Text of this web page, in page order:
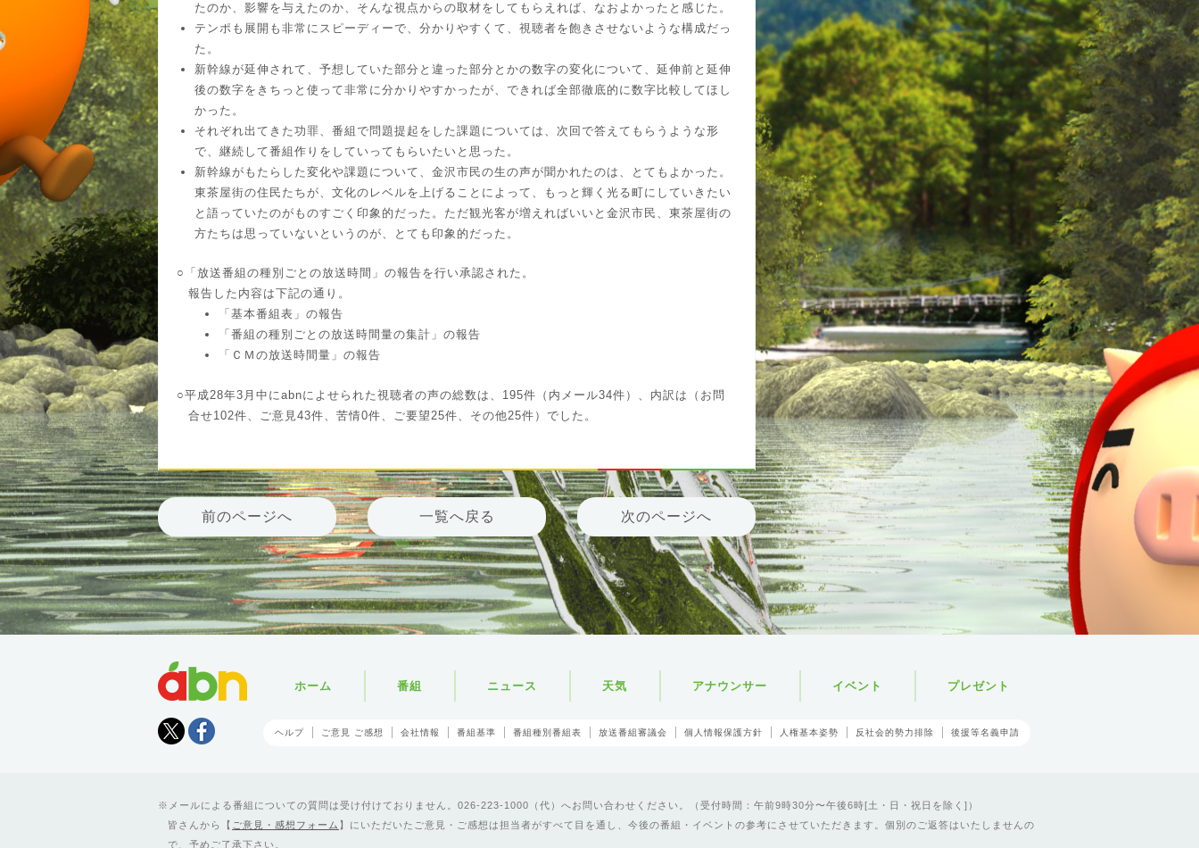
たのか、影響を与えたのか、そんな視点からの取材をしてもらえれば、なおよかったと感じた。
テンポも展開も非常にスピーディーで、分かりやすくて、視聴者を飽きさせないような構成だっ
た。
新幹線が延伸されて、予想していた部分と違った部分とかの数字の変化について、延伸前と延伸
後の数字をきちっと使って非常に分かりやすかったが、できれば全部徹底的に数字比較してほし
かった。
それぞれ出てきた功罪、番組で問題提起をした課題については、次回で答えてもらうような形
で、継続して番組作りをしていってもらいたいと思った。
新幹線がもたらした変化や課題について、金沢市民の生の声が聞かれたのは、とてもよかった。
東茶屋街の住民たちが、文化のレベルを上げることによって、もっと輝く光る町にしていきたい
と語っていたのがものすごく印象的だった。ただ観光客が増えればいいと金沢市民、東茶屋街の
方たちは思っていないというのが、とても印象的だった。
○「放送番組の種別ごとの放送時間」の報告を行い承認された。
報告した内容は下記の通り。
「基本番組表」の報告
「番組の種別ごとの放送時間量の集計」の報告
「ＣＭの放送時間量」の報告
○平成28年3月中にabnによせられた視聴者の声の総数は、195件（内メール34件）、内訳は（お問
合せ102件、ご意見43件、苦情0件、ご要望25件、その他25件）でした。
前のページへ 一覧へ戻る 次のページへ
Tweet
ホーム 番組 ニュース 天気 アナウンサー イベント プレゼント
ヘルプ ご意見 ご感想 会社情報 番組基準 番組種別番組表 放送番組審議会 個人情報保護方針 人権基本姿勢 反社会的勢力排除 後援等名義申請
メールによる番組についての質問は受け付けておりません。026-223-1000（代）へお問い合わせください。（受付時間：午前9時30分〜午後6時[土・日・祝日を除く]）
皆さんから【 ご意見・感想フォーム 】にいただいたご意見・ご感想は担当者がすべて目を通し、今後の番組・イベントの参考にさせていただきます。個別のご返答はいたしませんの
で、予めご了承下さい。